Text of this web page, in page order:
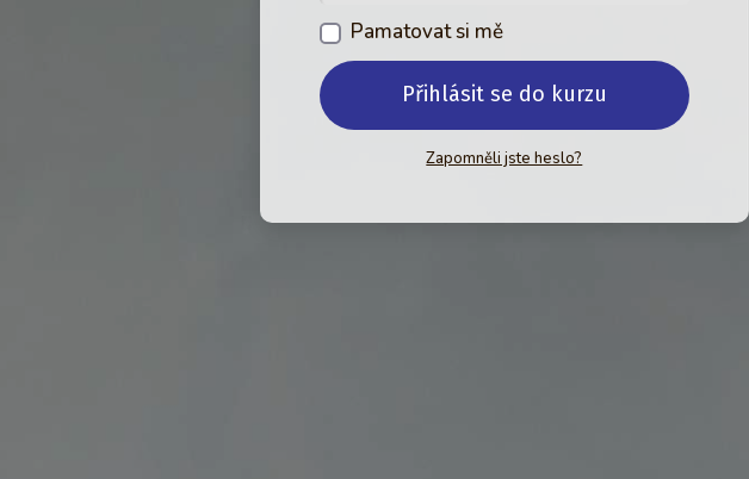
Pamatovat si mě
Přihlásit se do kurzu
Zapomněli jste heslo?